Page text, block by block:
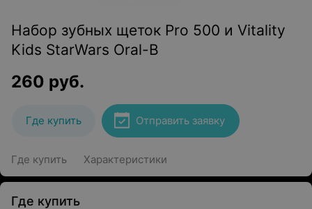
Набор зубных щеток Pro 500 и Vitality
Kids StarWars Oral-B
260 руб.
Где купить Отправить заявку
Где купить Характеристики
Где купить